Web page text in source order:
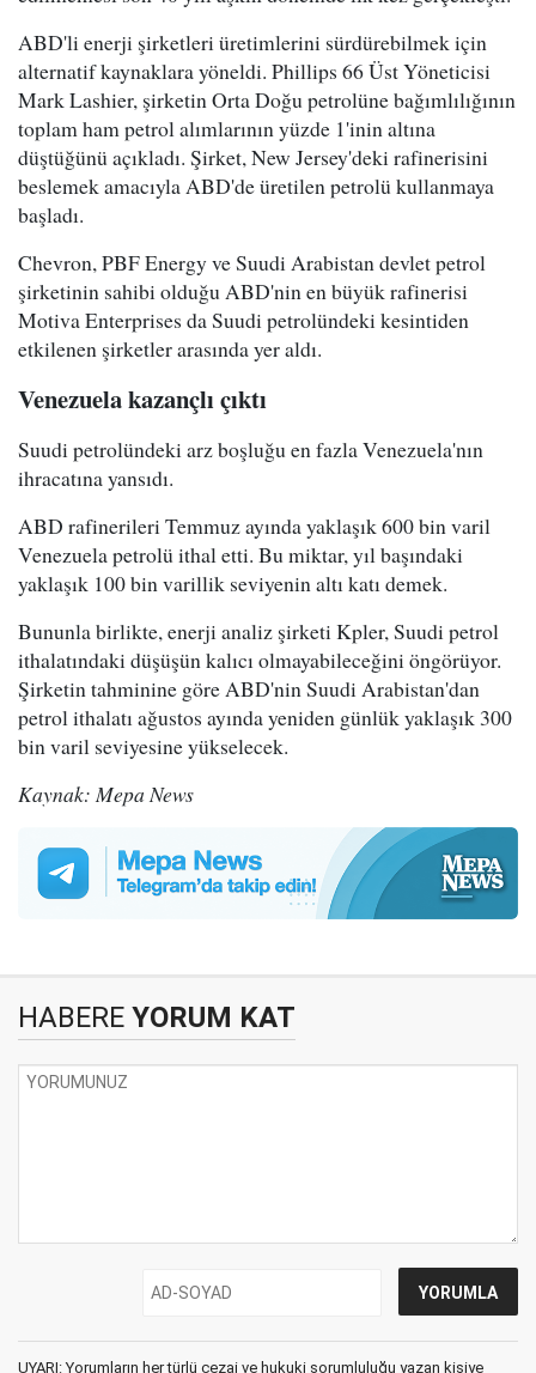
ABD'li enerji şirketleri üretimlerini sürdürebilmek için
alternatif kaynaklara yöneldi. Phillips 66 Üst Yöneticisi
Mark Lashier, şirketin Orta Doğu petrolüne bağımlılığının
toplam ham petrol alımlarının yüzde 1'inin altına
düştüğünü açıkladı. Şirket, New Jersey'deki rafinerisini
beslemek amacıyla ABD'de üretilen petrolü kullanmaya
başladı.
Chevron, PBF Energy ve Suudi Arabistan devlet petrol
şirketinin sahibi olduğu ABD'nin en büyük rafinerisi
Motiva Enterprises da Suudi petrolündeki kesintiden
etkilenen şirketler arasında yer aldı.
Venezuela kazançlı çıktı
Suudi petrolündeki arz boşluğu en fazla Venezuela'nın
ihracatına yansıdı.
ABD rafinerileri Temmuz ayında yaklaşık 600 bin varil
Venezuela petrolü ithal etti. Bu miktar, yıl başındaki
yaklaşık 100 bin varillik seviyenin altı katı demek.
Bununla birlikte, enerji analiz şirketi Kpler, Suudi petrol
ithalatındaki düşüşün kalıcı olmayabileceğini öngörüyor.
Şirketin tahminine göre ABD'nin Suudi Arabistan'dan
petrol ithalatı ağustos ayında yeniden günlük yaklaşık 300
bin varil seviyesine yükselecek.
Kaynak: Mepa News
HABERE YORUM KAT
UYARI: Yorumların her türlü cezai ve hukuki sorumluluğu yazan kişiye